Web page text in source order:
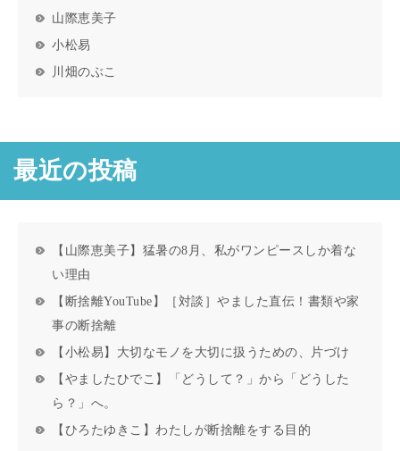
山際恵美子
小松易
川畑のぶこ
最近の投稿
【山際恵美子】猛暑の8月、私がワンピースしか着な
い理由
【断捨離YouTube】［対談］やました直伝！書類や家
事の断捨離
【小松易】大切なモノを大切に扱うための、片づけ
【やましたひでこ】「どうして？」から「どうした
ら？」へ。
【ひろたゆきこ】わたしが断捨離をする目的